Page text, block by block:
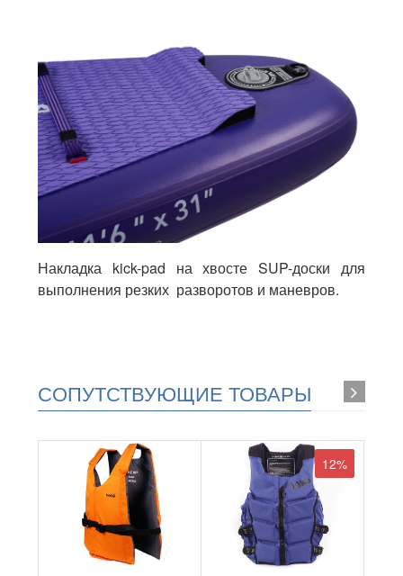
Накладка kick-pad на хвосте SUP-доски для
выполнения резких разворотов и маневров.
СОПУТСТВУЮЩИЕ ТОВАРЫ
12%